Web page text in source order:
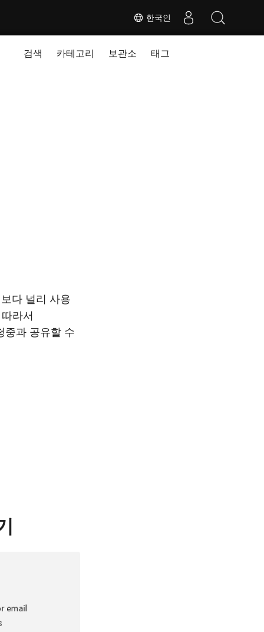
한국인
검색 카테고리 보관소 태그
다 널리 사용
라서
중과 공유할 수